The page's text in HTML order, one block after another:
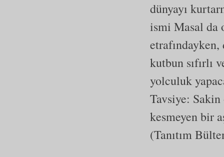
dünyayı
ismi Masal da
kutbun sıfırlı
yolculuk
Tavsiye:
kesmeyen bir
(Tanıtım